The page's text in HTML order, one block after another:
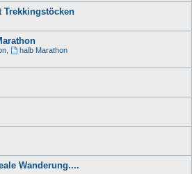
Trekkingstöcken
,
halb Marathon
Wanderung....